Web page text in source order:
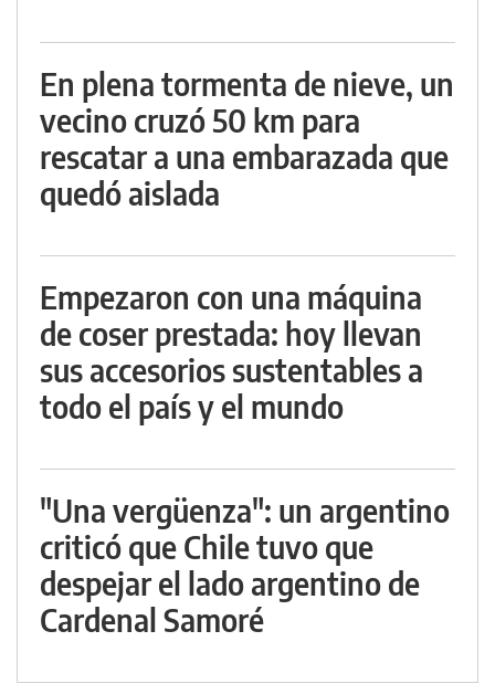
En plena tormenta de nieve, un
vecino cruzó 50 km para
rescatar a una embarazada que
quedó aislada
Empezaron con una máquina
de coser prestada: hoy llevan
sus accesorios sustentables a
todo el país y el mundo
"Una vergüenza": un argentino
criticó que Chile tuvo que
despejar el lado argentino de
Cardenal Samoré